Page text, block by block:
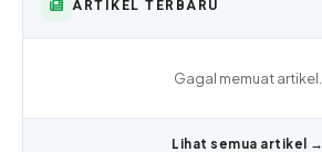
ARTIKEL TERBARU
Gagal memuat artikel.
Lihat semua artikel →